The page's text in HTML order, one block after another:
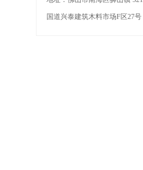
国道兴泰建筑木料市场F区27号